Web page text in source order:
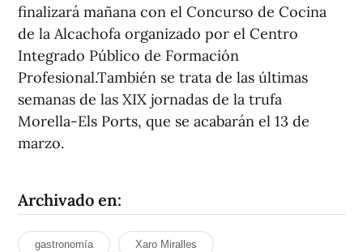
finalizará mañana con el Concurso de Cocina
de la Alcachofa organizado por el Centro
Integrado Público de Formación
Profesional.También se trata de las últimas
semanas de las XIX jornadas de la trufa
Morella-Els Ports, que se acabarán el 13 de
marzo.
Archivado en:
gastronomía Xaro Miralles